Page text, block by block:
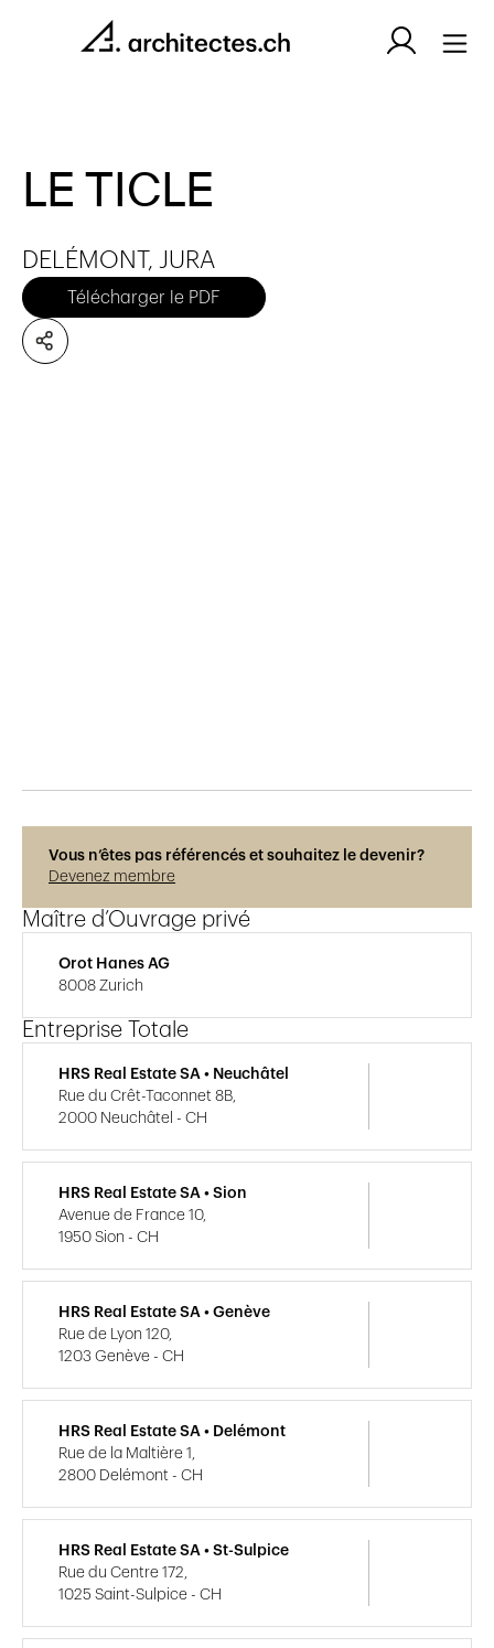
LE TICLE
DELÉMONT, JURA
Télécharger le PDF
Vous n’êtes pas référencés et souhaitez le devenir?
Devenez membre
Maître d’Ouvrage privé
Orot Hanes AG
8008 Zurich
Entreprise Totale
HRS Real Estate SA • Neuchâtel
Rue du Crêt-Taconnet 8B,
2000 Neuchâtel - CH
HRS Real Estate SA • Sion
Avenue de France 10,
1950 Sion - CH
HRS Real Estate SA • Genève
Rue de Lyon 120,
1203 Genève - CH
HRS Real Estate SA • Delémont
Rue de la Maltière 1,
2800 Delémont - CH
HRS Real Estate SA • St-Sulpice
Rue du Centre 172,
1025 Saint-Sulpice - CH